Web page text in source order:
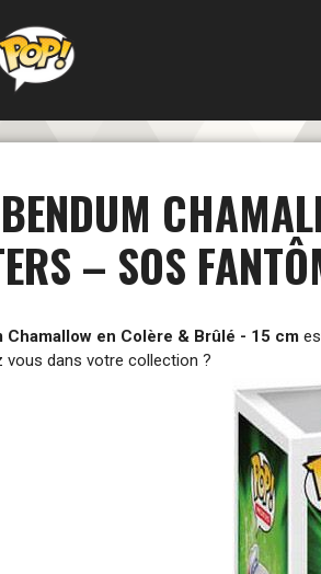
– SOS
Chamallow en Colère & Brûlé - 15 cm
vous dans votre collection ?